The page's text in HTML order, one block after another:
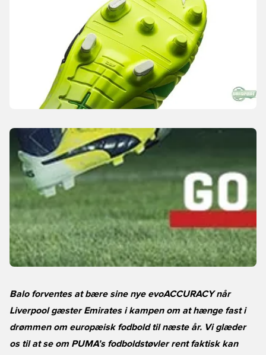
Balo forventes at bære sine nye evoACCURACY når
Liverpool gæster Emirates i kampen om at hænge fast i
drømmen om europæisk fodbold til næste år. Vi glæder
os til at se om PUMA’s fodboldstøvler rent faktisk kan